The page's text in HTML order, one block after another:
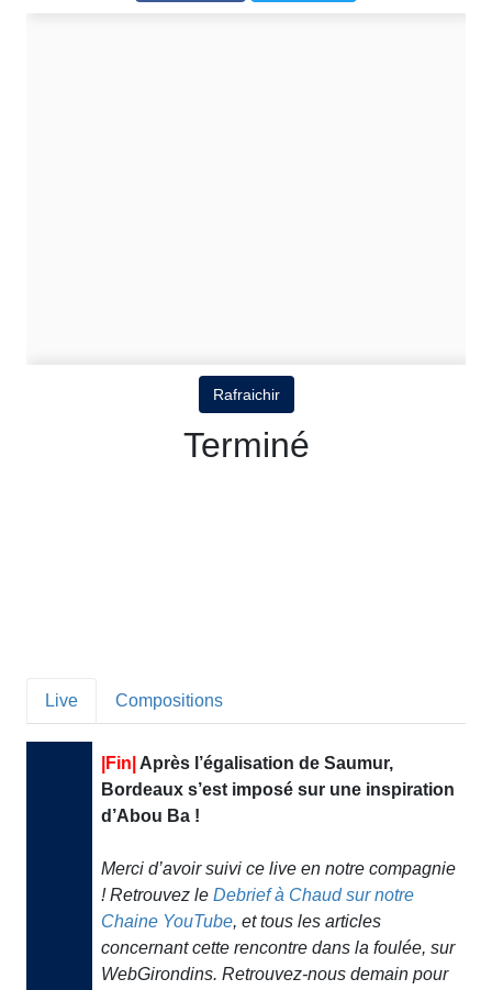
Rafraichir
Terminé
Live Compositions
|Fin| Après l’égalisation de Saumur,
Bordeaux s’est imposé sur une inspiration
d’Abou Ba !
Merci d’avoir suivi ce live en notre compagnie
! Retrouvez le Debrief à Chaud sur notre
Chaine YouTube, et tous les articles
concernant cette rencontre dans la foulée, sur
WebGirondins. Retrouvez-nous demain pour